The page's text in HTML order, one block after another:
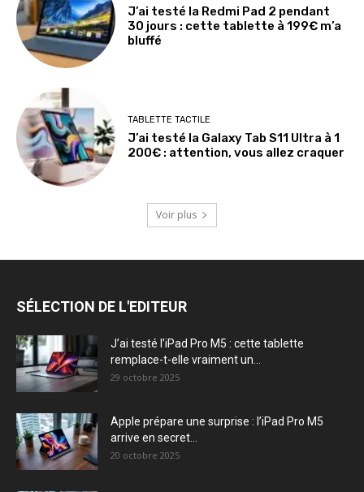
J’ai testé la Redmi Pad 2 pendant
30 jours : cette tablette à 199€ m’a
bluffé
TABLETTE TACTILE
J’ai testé la Galaxy Tab S11 Ultra à 1
200€ : attention, vous allez craquer
Voir plus
SÉLECTION DE L'EDITEUR
J’ai testé l’iPad Pro M5 : cette tablette
remplace-t-elle vraiment un...
29 octobre 2025
Apple prépare une surprise : l’iPad Pro M5
arrive en secret...
20 octobre 2025